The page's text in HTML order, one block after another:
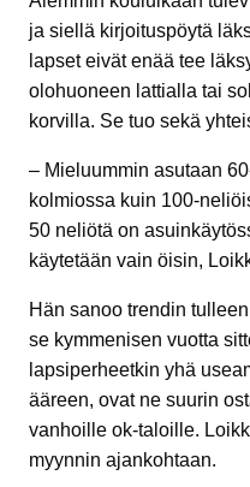
ja siellä kirjoituspöytä
lapset eivät enää tee
olohuoneen lattialla tai
korvilla. Se tuo sekä
– Mieluummin asutaan
kolmiossa kuin 100-
50 neliötä on
käytetään vain öisin,
Hän sanoo trendin
se kymmenisen vuotta
lapsiperheetkin yhä
ääreen, ovat ne suurin
vanhoille ok-taloille.
myynnin ajankohtaan.